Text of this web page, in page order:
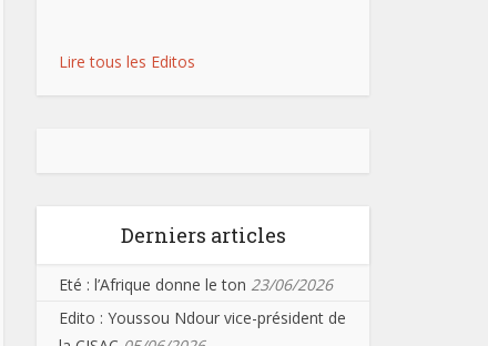
Lire tous les Editos
Derniers articles
Eté : l’Afrique donne le ton 23/06/2026
Edito : Youssou Ndour vice-président de